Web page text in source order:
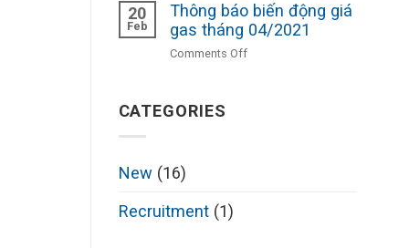
2025
GAS
THÁNG
20
Feb
Thông báo biến động giá
gas tháng 04/2021
Comments Offon
CATEGORIES
New(16)
Recruitment(1)